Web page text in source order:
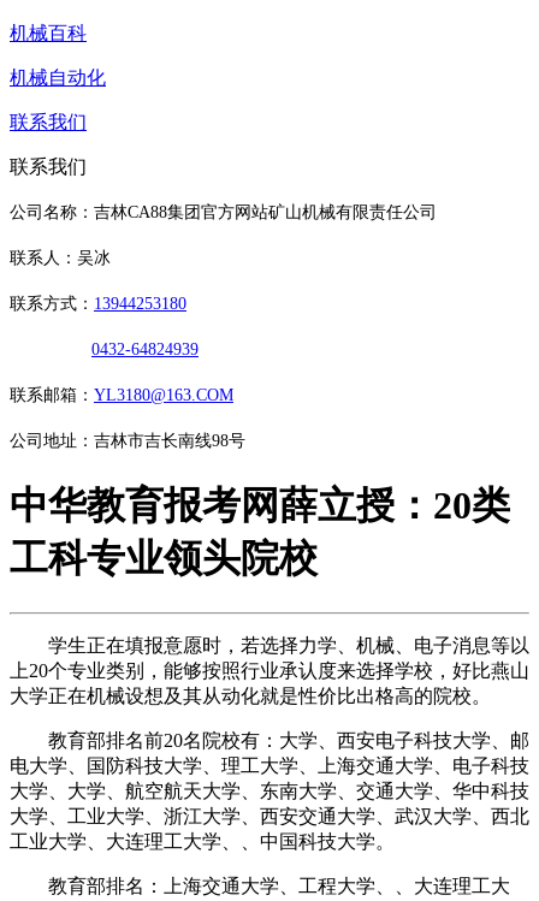
机械百科
机械自动化
联系我们
联系我们
公司名称：吉林CA88集团官方网站矿山机械有限责任公司
联系人：吴冰
联系方式： 13944253180
0432-64824939
联系邮箱： YL3180@163.COM
公司地址：吉林市吉长南线98号
中华教育报考网薛立授：20类
工科专业领头院校
学生正在填报意愿时，若选择力学、机械、电子消息等以
上20个专业类别，能够按照行业承认度来选择学校，好比燕山
大学正在机械设想及其从动化就是性价比出格高的院校。
教育部排名前20名院校有：大学、西安电子科技大学、邮
电大学、国防科技大学、理工大学、上海交通大学、电子科技
大学、大学、航空航天大学、东南大学、交通大学、华中科技
大学、工业大学、浙江大学、西安交通大学、武汉大学、西北
工业大学、大连理工大学、、中国科技大学。
教育部排名：上海交通大学、工程大学、、大连理工大